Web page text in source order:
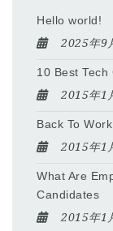
Hello world!
2025年9
10 Best Tech
2015年1
Back To
2015年1
What Are
Candidates
2015年1